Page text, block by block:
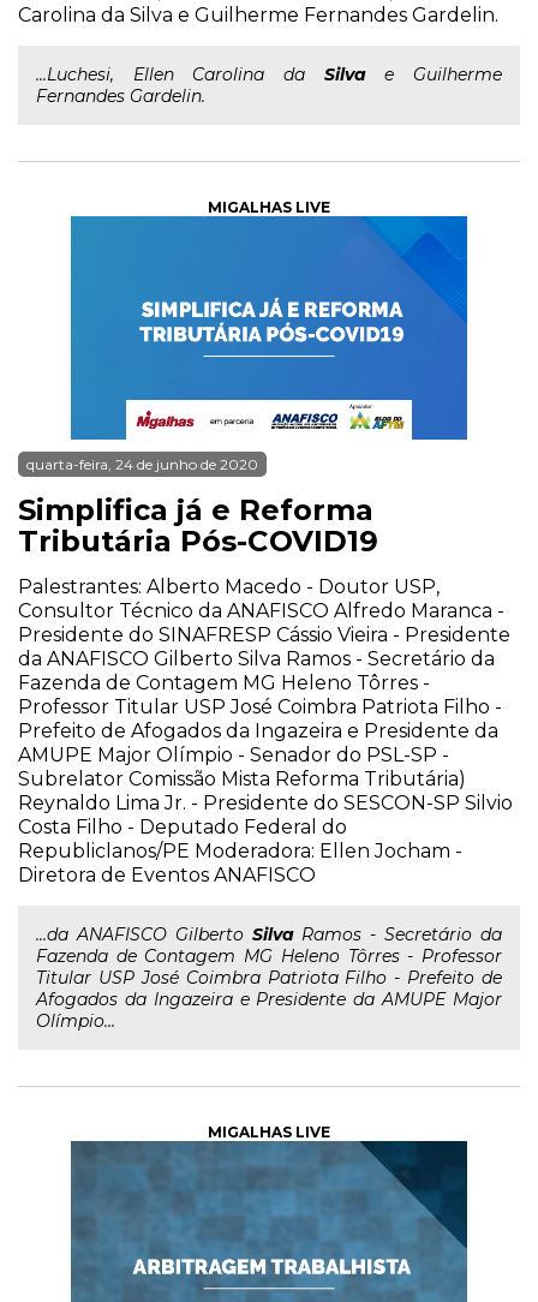
Carolina da Silva e Guilherme Fernandes Gardelin.
...Luchesi, Ellen Carolina da Silvae Guilherme
Fernandes Gardelin.
MIGALHAS LIVE
quarta-feira, 24 de junho de 2020
Simplifica já e Reforma
Tributária Pós-COVID19
Palestrantes: Alberto Macedo - Doutor USP,
Consultor Técnico da ANAFISCO Alfredo Maranca -
Presidente do SINAFRESP Cássio Vieira - Presidente
da ANAFISCO Gilberto Silva Ramos - Secretário da
Fazenda de Contagem MG Heleno Tôrres -
Professor Titular USP José Coimbra Patriota Filho -
Prefeito de Afogados da Ingazeira e Presidente da
AMUPE Major Olímpio - Senador do PSL-SP -
Subrelator Comissão Mista Reforma Tributária)
Reynaldo Lima Jr. - Presidente do SESCON-SP Silvio
Costa Filho - Deputado Federal do
Republiclanos/PE Moderadora: Ellen Jocham -
Diretora de Eventos ANAFISCO
...da ANAFISCO Gilberto SilvaRamos - Secretário da
Fazenda de Contagem MG Heleno Tôrres - Professor
Titular USP José Coimbra Patriota Filho - Prefeito de
Afogados da Ingazeira e Presidente da AMUPE Major
Olímpio...
MIGALHAS LIVE